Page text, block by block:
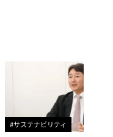
#サステナビリティ